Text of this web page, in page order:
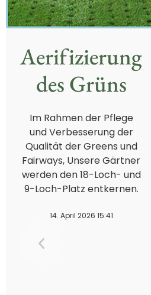
Aerifizierung
des Grüns
Im Rahmen der Pflege
und Verbesserung der
Qualität der Greens und
Fairways, Unsere Gärtner
werden den 18-Loch- und
9-Loch-Platz entkernen.
14. April 2026 15:41